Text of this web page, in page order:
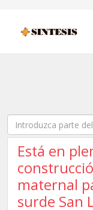
Introduzca parte
Está en
maternal
surde San